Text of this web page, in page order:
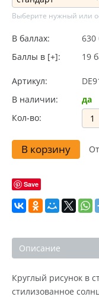
Выберите нужный или
В баллах:
630
Баллы в [+]:
19
Артикул:
В наличии:
да
Кол-во:
В корзину
Save
Описание
Круглый рисунок в
стилизованное